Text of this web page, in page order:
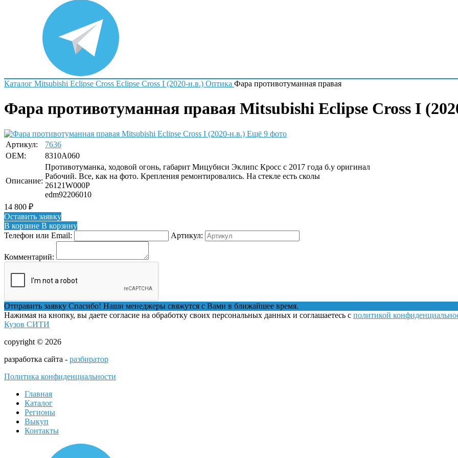
Каталог Mitsubishi Eclipse Cross Eclipse Cross I (2020-н.в.) Оптика Фара противотуманная правая
Фара противотуманная правая Mitsubishi Eclipse Cross I
Ещё 9 фото
Артикул:
7636
OEM:
8310A060
Описание:
Противотуманка, ходовой огонь, габарит Мицубиси Эклипс Кросс с 2017 года б.у оригинал
Рабочий. Все, как на фото. Крепления ремонтировались. На стекле есть сколы
26121W000P
edm92206010
14 800 ₽
Оставить заявку
В корзине В корзину
Телефон или Email:
Артикул:
Комментарий:
Отправить заявку Спасибо! Наши менеджеры свяжутся с Вами в ближайшее время.
Нажимая на кнопку, вы даете согласие на обработку своих персональных данных и соглашаетесь с политикой
Кузов СИТИ
copyright © 2026
разработка сайта - разбиратор
Политика конфиденциальности
Главная
Каталог
Регионы
Выкуп
Контакты